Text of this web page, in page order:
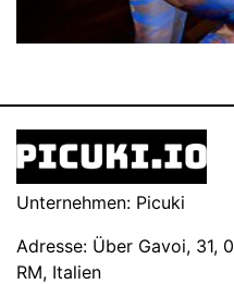
Unternehmen: Picuki
Adresse: Über Gavoi, 31,
RM, Italien